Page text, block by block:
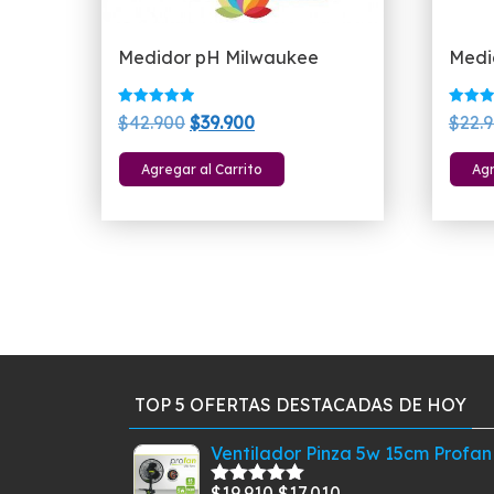
Medidor pH Milwaukee
Valorado
con
de 5
$42.900 El
precio
original
$39.900El
precio
actual
Agregar al Carrito
con
de 5
$
TOP 5 OFERTAS DESTACADAS DE HOY
Ventilador Pinza 5w 15cm Profan